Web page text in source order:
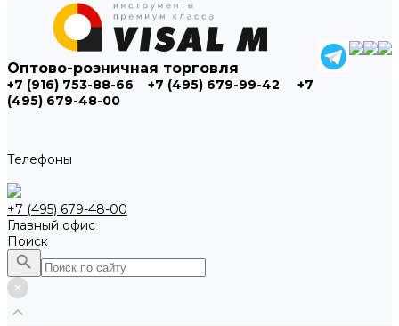
Оптово-розничная торговля
+7 (916) 753-88-66 +7 (495) 679-99-42
+7
(495) 679-48-00
Телефоны
+7 (495) 679-48-00
Главный офис
Поиск